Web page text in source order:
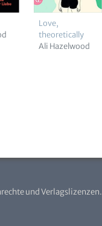
Love,
theoretically
Ali Hazelwood
und Verlagslizenzen.